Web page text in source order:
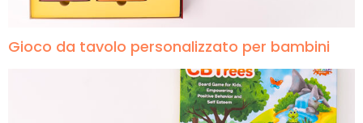
Gioco da tavolo personalizzato per bambini